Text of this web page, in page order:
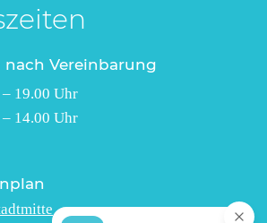
Vereinbarung
Uhr
Uhr